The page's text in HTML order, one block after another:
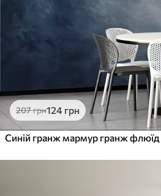
207грн124 грн
Синій гранж мармур гранж флюїд